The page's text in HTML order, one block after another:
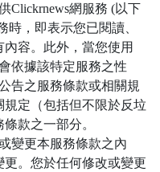
Clickrnews網服務 (以下
，即表示您已閱讀、
容。此外，當您使用
依據該特定服務之性
告之服務條款或相關規
定（包括但不限於反垃
款之一部分。
變更本服務條款之內
。您於任何修改或變更